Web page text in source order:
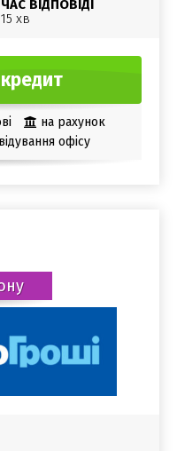
ЧАС ВІДПОВІДІ
15 хв
на рахунок
офісу